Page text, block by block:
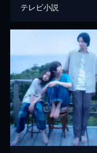
テレビ小説